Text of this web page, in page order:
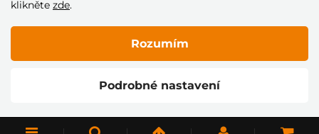
© 2005–2026 Helia Trade s.r.o.
klikněte zde.
Podrobné nastavení
Rozumím